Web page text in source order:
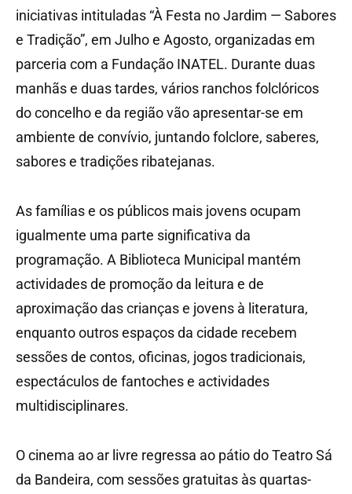
iniciativas intituladas “À Festa no Jardim — Sabores
e Tradição”, em Julho e Agosto, organizadas em
parceria com a Fundação INATEL. Durante duas
manhãs e duas tardes, vários ranchos folclóricos
do concelho e da região vão apresentar-se em
ambiente de convívio, juntando folclore, saberes,
sabores e tradições ribatejanas.
As famílias e os públicos mais jovens ocupam
igualmente uma parte significativa da
programação. A Biblioteca Municipal mantém
actividades de promoção da leitura e de
aproximação das crianças e jovens à literatura,
enquanto outros espaços da cidade recebem
sessões de contos, oficinas, jogos tradicionais,
espectáculos de fantoches e actividades
multidisciplinares.
O cinema ao ar livre regressa ao pátio do Teatro Sá
da Bandeira, com sessões gratuitas às quartas-